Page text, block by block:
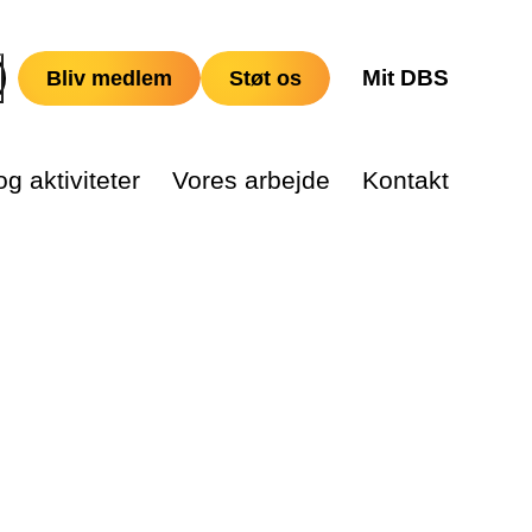
Bliv medlem Støt os Mit DBS
aktiviteter Vores arbejde Kontakt